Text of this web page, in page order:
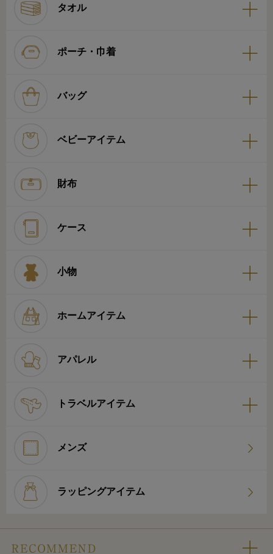
タオル
ポーチ・巾着
バッグ
ベビーアイテム
財布
ケース
小物
ホームアイテム
アパレル
トラベルアイテム
メンズ
ラッピングアイテム